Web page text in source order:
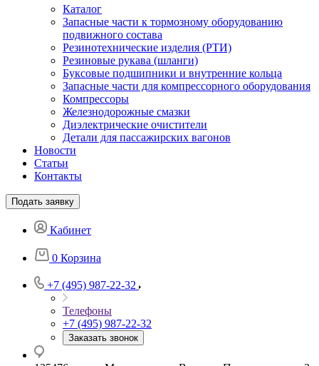
Каталог
Запасные части к тормозному оборудованию
подвижного состава
Резинотехнические изделия (РТИ)
Резиновые рукава (шланги)
Буксовые подшипники и внутренние кольца
Запасные части для компрессорного оборудования
Компрессоры
Железнодорожные смазки
Диэлектрические очистители
Детали для пассажирских вагонов
Новости
Статьи
Контакты
Подать заявку
Кабинет
0 Корзина
+7 (495) 987-22-32
Телефоны
+7 (495) 987-22-32
Заказать звонок